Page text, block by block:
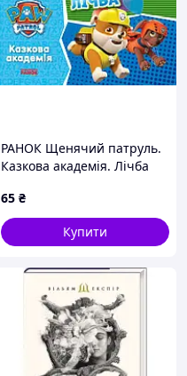
РАНОК Щенячий патруль.
Казкова академія. Лічба
65 ₴
Купити